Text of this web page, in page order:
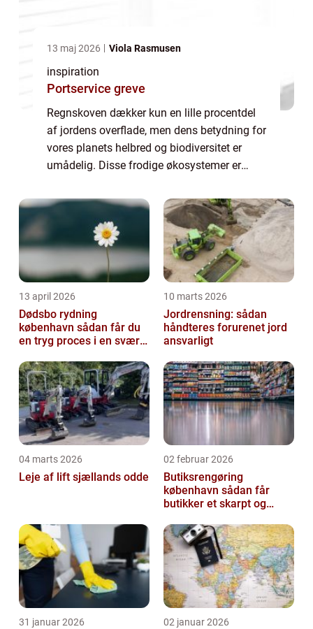
13 maj 2026 Viola Rasmusen
inspiration
Portservice greve
Regnskoven dækker kun en lille procentdel
af jordens overflade, men dens betydning for
vores planets helbred og biodiversitet er
umådelig. Disse frodige økosystemer er
absorbere og oplagr...
13 april 2026
Dødsbo rydning
københavn sådan får du
en tryg proces i en svær
10 marts 2026
Jordrensning: sådan
håndteres forurenet jord
ansvarligt
04 marts 2026
Leje af lift sjællands odde
02 februar 2026
Butiksrengøring
københavn sådan får
butikker et skarpt og
31 januar 2026 02 januar 2026